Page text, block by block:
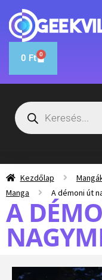
0 Ft 0
Kezdőlap
Manga
A démoni út
A